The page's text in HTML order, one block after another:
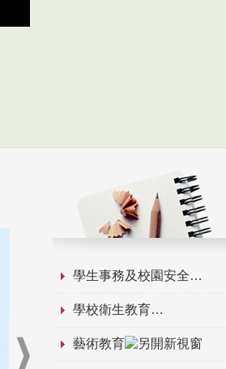
學生事務及校園安全
學校衛生教育
藝術教育